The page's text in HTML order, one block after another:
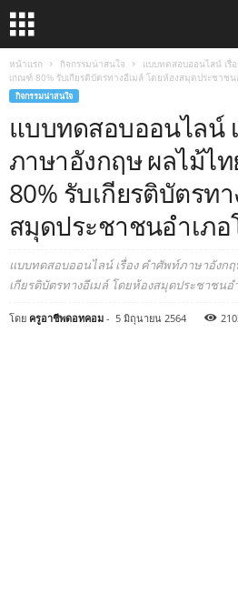
หน้าแรก กิจกรรมน่าสนใจ
แบบทดสอบออนไลน์ เ
เกณฑ์ 80% รับเกียรติบัตรทางอีเมล์ โดยห้องสมุดประชาช
กิจกรรมน่าสนใจ
แบบทดสอบออนไลน์
ภาษาอังกฤษ ผลไม้ไ
80% รับเกียรติบัตรท
สมุดประชาชนอำเภอ
แบบทดสอบออนไลน์ เรื่อง คำศัพท์ภาษาอังก
เกียรติบัตรทางอีเมล์ โดยห้องสมุดประชาชนอ
โดย ครูอาชีพดอทคอม - 5 มิถุนายน 2564